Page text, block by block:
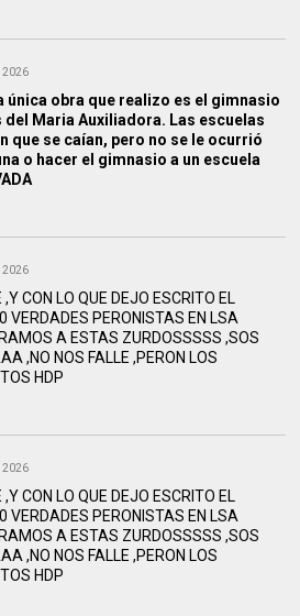
2026
única obra que realizo es el gimnasio
del Maria Auxiliadora. Las escuelas
que se caían, pero no se le ocurrió
o hacer el gimnasio a un escuela
2026
,Y CON LO QUE DEJO ESCRITO EL
VERDADES PERONISTAS EN LSA
A ESTAS ZURDOSSSSS ,SOS
,NO NOS FALLE ,PERON LOS
HDP
2026
,Y CON LO QUE DEJO ESCRITO EL
VERDADES PERONISTAS EN LSA
A ESTAS ZURDOSSSSS ,SOS
,NO NOS FALLE ,PERON LOS
HDP